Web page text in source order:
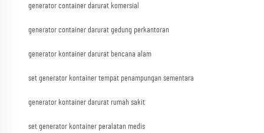
generator container darurat komersial
generator container darurat gedung perkantoran
generator kontainer darurat bencana alam
set generator kontainer tempat penampungan sementara
generator kontainer darurat rumah sakit
set generator kontainer peralatan medis